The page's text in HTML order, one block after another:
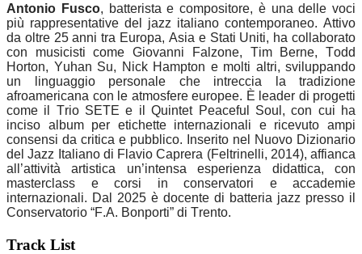
Antonio Fusco, batterista e compositore, è una delle voci
più rappresentative del jazz italiano contemporaneo. Attivo
da oltre 25 anni tra Europa, Asia e Stati Uniti, ha collaborato
con musicisti come Giovanni Falzone, Tim Berne, Todd
Horton, Yuhan Su, Nick Hampton e molti altri, sviluppando
un linguaggio personale che intreccia la tradizione
afroamericana con le atmosfere europee. È leader di progetti
come il Trio SETE e il Quintet Peaceful Soul, con cui ha
inciso album per etichette internazionali e ricevuto ampi
consensi da critica e pubblico. Inserito nel Nuovo Dizionario
del Jazz Italiano di Flavio Caprera (Feltrinelli, 2014), affianca
all’attività artistica un’intensa esperienza didattica, con
masterclass e corsi in conservatori e accademie
internazionali. Dal 2025 è docente di batteria jazz presso il
Conservatorio “F.A. Bonporti” di Trento.
Track List